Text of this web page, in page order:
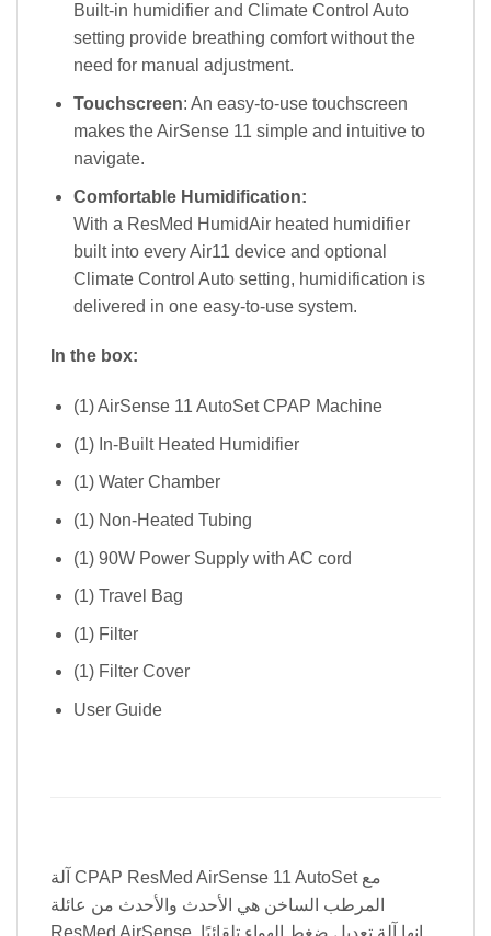
Built-in humidifier and Climate Control Auto
setting provide breathing comfort without the
need for manual adjustment.
Touchscreen: An easy-to-use touchscreen
makes the AirSense 11 simple and intuitive to
navigate.
Comfortable Humidification:
With a ResMed HumidAir heated humidifier
built into every Air11 device and optional
Climate Control Auto setting, humidification is
delivered in one easy-to-use system.
In the box:
(1) AirSense 11 AutoSet CPAP Machine
(1) In-Built Heated Humidifier
(1) Water Chamber
(1) Non-Heated Tubing
(1) 90W Power Supply with AC cord
(1) Travel Bag
(1) Filter
(1) Filter Cover
User Guide
آلة CPAP ResMed AirSense 11 AutoSet مع
المرطب الساخن هي الأحدث والأحدث من عائلة